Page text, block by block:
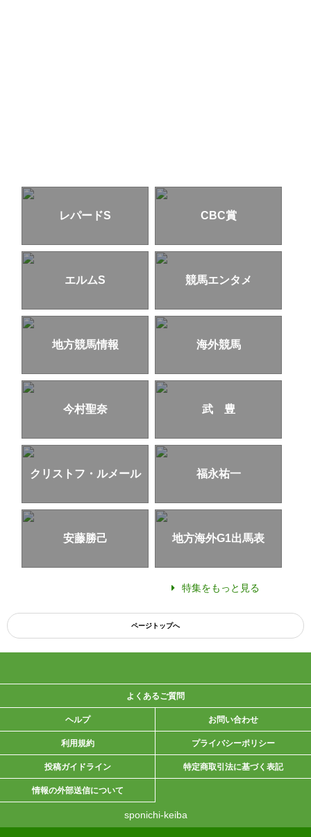
レパードS CBC賞
エルムS 競馬エンタメ
地方競馬情報 海外競馬
今村聖奈 武 豊
クリストフ・ルメール 福永祐一
安藤勝己 地方海外G1出馬表
特集をもっと見る
ページトップへ
よくあるご質問
ヘルプ お問い合わせ
利用規約 プライバシーポリシー
投稿ガイドライン 特定商取引法に基づく表記
情報の外部送信について
sponichi-keiba